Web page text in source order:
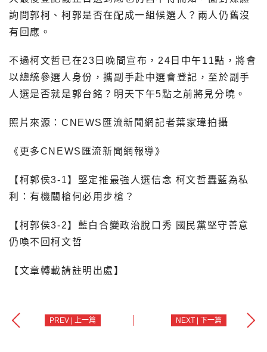
詢問郭柯、柯郭是否在配成一組候選人？兩人仍舊沒
有回應。
不過柯文哲已在23日晚間宣布，24日中午11點，將會
以總統參選人身份，攜副手赴中選會登記，至於副手
人選是否就是郭台銘？明天下午5點之前將見分曉。
照片來源：CNEWS匯流新聞網記者葉家瑋拍攝
《更多CNEWS匯流新聞網報導》
【柯郭侯3-1】堅定推最強人選信念 柯文哲轟藍為私
利：有機關槍何必用步槍？
【柯郭侯3-2】藍白合變政治脫口秀 國民黨堅守善意
仍喚不回柯文哲
【文章轉載請註明出處】
PREV | 上一篇 NEXT | 下一篇